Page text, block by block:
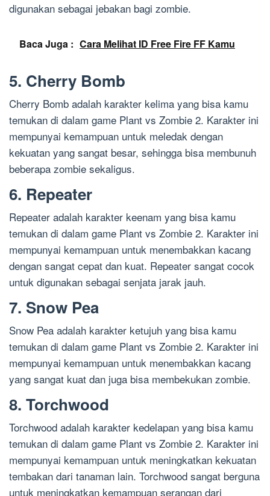
digunakan sebagai jebakan bagi zombie.
Baca Juga : Cara Melihat ID Free Fire FF Kamu
5. Cherry Bomb
Cherry Bomb adalah karakter kelima yang bisa kamu
temukan di dalam game Plant vs Zombie 2. Karakter ini
mempunyai kemampuan untuk meledak dengan
kekuatan yang sangat besar, sehingga bisa membunuh
beberapa zombie sekaligus.
6. Repeater
Repeater adalah karakter keenam yang bisa kamu
temukan di dalam game Plant vs Zombie 2. Karakter ini
mempunyai kemampuan untuk menembakkan kacang
dengan sangat cepat dan kuat. Repeater sangat cocok
untuk digunakan sebagai senjata jarak jauh.
7. Snow Pea
Snow Pea adalah karakter ketujuh yang bisa kamu
temukan di dalam game Plant vs Zombie 2. Karakter ini
mempunyai kemampuan untuk menembakkan kacang
yang sangat kuat dan juga bisa membekukan zombie.
8. Torchwood
Torchwood adalah karakter kedelapan yang bisa kamu
temukan di dalam game Plant vs Zombie 2. Karakter ini
mempunyai kemampuan untuk meningkatkan kekuatan
tembakan dari tanaman lain. Torchwood sangat berguna
untuk meningkatkan kemampuan serangan dari